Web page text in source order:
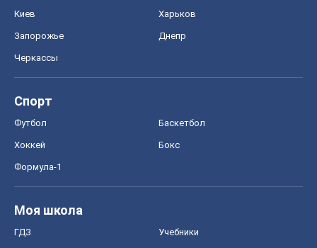
Киев Харьков
Запорожье Днепр
Черкассы
Спорт
Футбол Баскетбол
Хоккей Бокс
Формула-1
Моя школа
ГДЗ Учебники